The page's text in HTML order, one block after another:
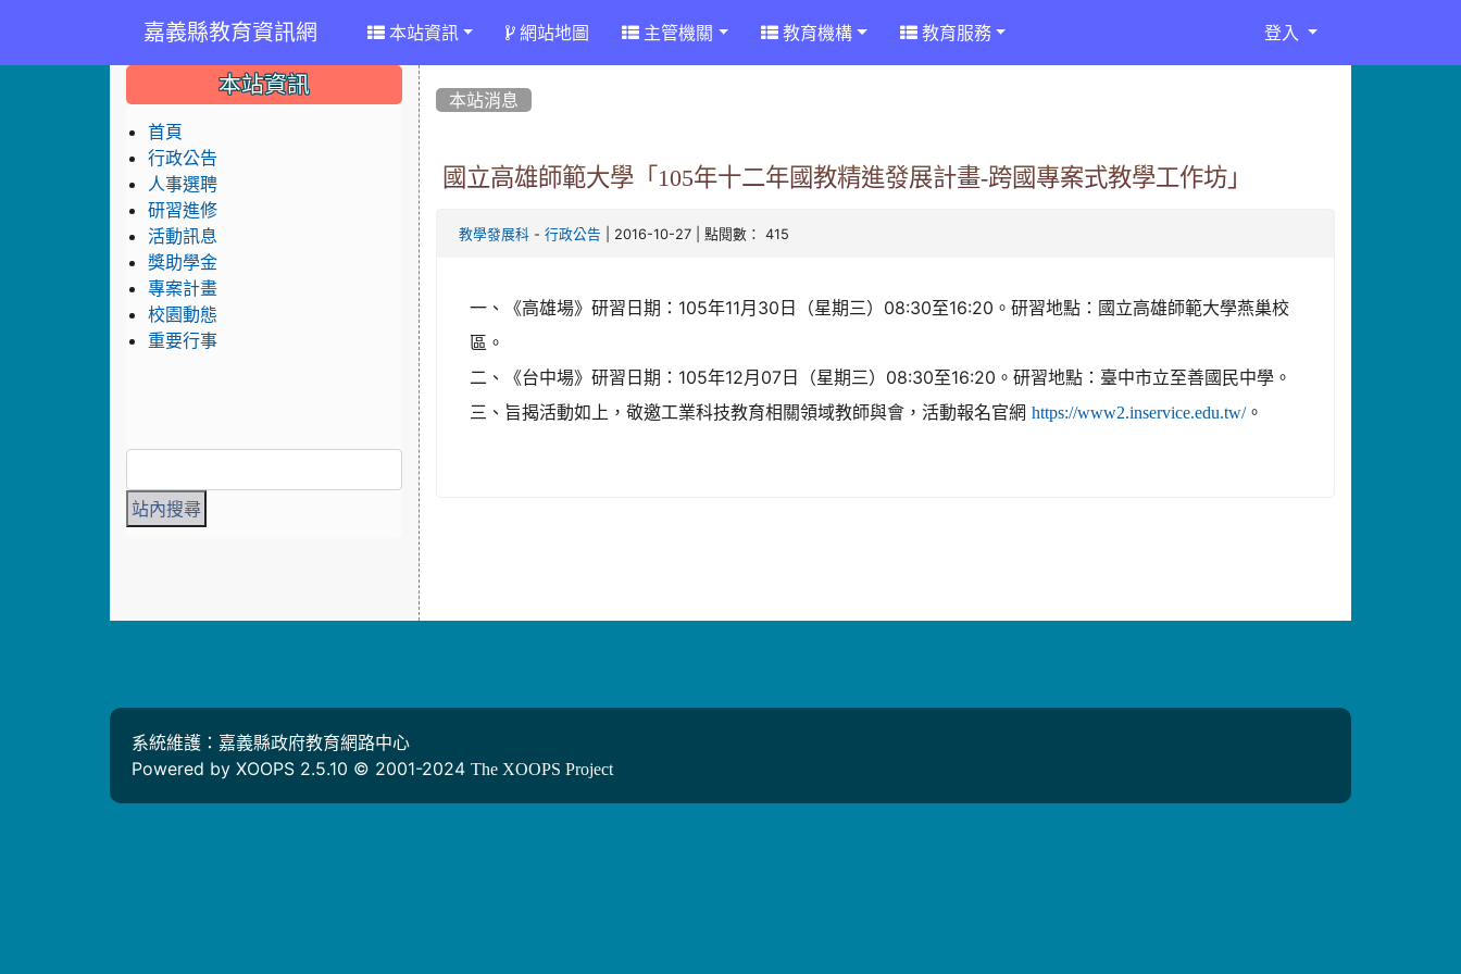
嘉義縣教育資訊網 本站資訊 網站地圖 主管機關 教育機構 教育服務 登入
本站消息
國立高雄師範大學「105年十二年國教精進發展計畫-跨國專案式教學工作坊」
教學發展科 -行政公告 | 2016-10-27 | 點閱數： 415
一、《高雄場》研習日期：105年11月30日（星期三）08:30至16:20。研習地點：國立高雄師範大學燕巢校
區。
二、《台中場》研習日期：105年12月07日（星期三）08:30至16:20。研習地點：臺中市立至善國民中學。
三、旨揭活動如上，敬邀工業科技教育相關領域教師與會，活動報名官網https://www2.inservice.edu.tw/。
::: 本站資訊
首頁
行政公告
人事選聘
研習進修
活動訊息
獎助學金
專案計畫
校園動態
重要行事
系統維護：嘉義縣政府教育網路中心
Powered by XOOPS 2.5.10 © 2001-2024 The XOOPS Project